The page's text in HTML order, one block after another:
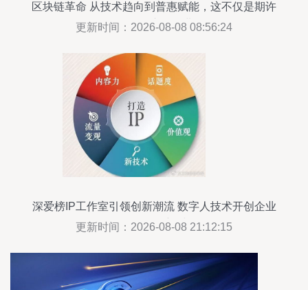
区块链革命 从技术趋向到普惠赋能，这不仅是期许
而是正在演化的进程
更新时间：2026-08-08 08:56:24
深爱榜IP工作室引领创新潮流 数字人技术开创企业
创始人IP全新时代
更新时间：2026-08-08 21:12:15